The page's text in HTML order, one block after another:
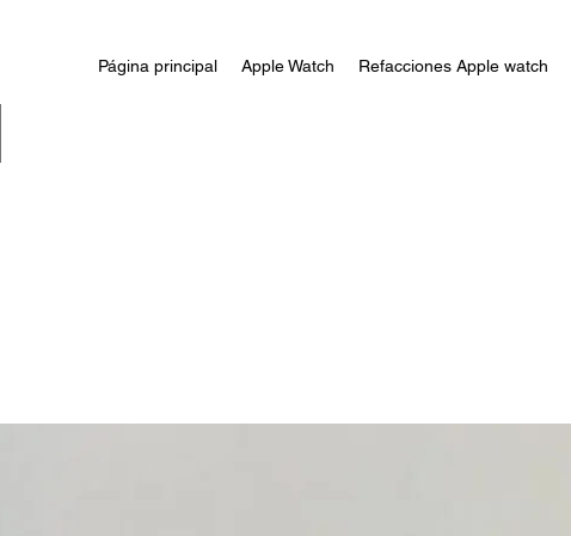
Página principal Apple Watch Refacciones Apple watch